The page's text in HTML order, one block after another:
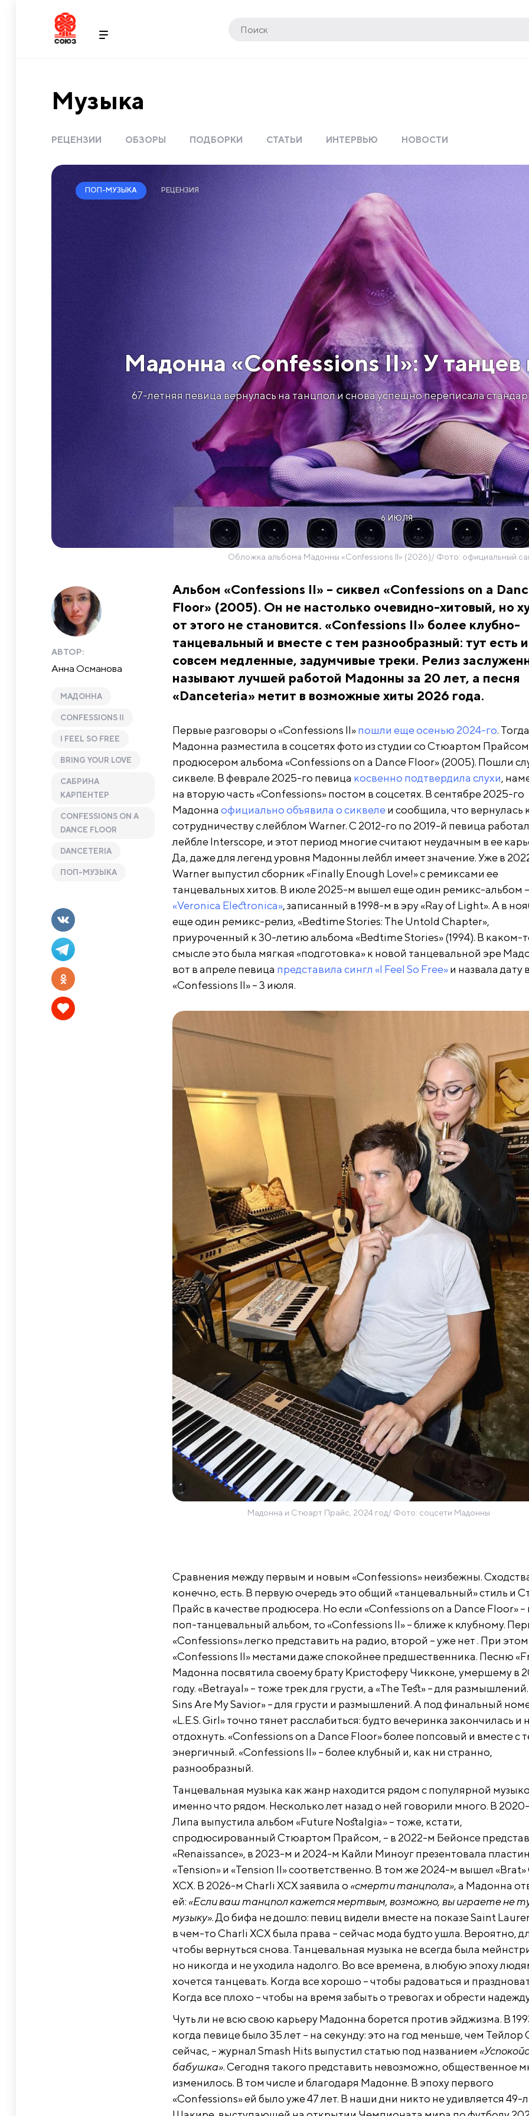
Музыка
РЕЦЕНЗИИ ОБЗОРЫ ПОДБОРКИ СТАТЬИ ИНТЕРВЬЮ НОВОСТИ
​Мадонна «Confessions II»: У танцев
67-летняя певица вернулась на танцпол и снова успешно переписала
ПОП-МУЗЫКА РЕЦЕНЗИЯ
6 ИЮЛЯ
Обложка альбома Мадонны «Confessions II» (2026)/ Фото: официальный
АВТОР:
Анна Османова
МАДОННА
CONFESSIONS II
I FEEL SO FREE
BRING YOUR LOVE
САБРИНА
КАРПЕНТЕР
CONFESSIONS ON A
DANCE FLOOR
DANCETERIA
ПОП-МУЗЫКА
Альбом «Confessions II» – сиквел «Confessions on a
Floor» (2005). Он не настолько очевидно-хитовый, но
от этого не становится. «Confessions II» более клубно-
танцевальный и вместе с тем разнообразный: тут есть и
совсем медленные, задумчивые треки. Релиз
называют лучшей работой Мадонны за 20 лет, а песня
«Danceteria» метит в возможные хиты 2026 года.
Первые разговоры о «Confessions II»пошли еще осенью 2024-го. Тогда
Мадонна разместила в соцсетях фото из студии со Стюартом
продюсером альбома «Confessions on a Dance Floor» (2005). Пошли
сиквеле. В феврале 2025-го певица косвенно подтвердила слухи,
на вторую часть «Confessions» постом в соцсетях. В сентябре 2025-го
Мадонна официально объявила о сиквелеи сообщила, что вернулась
сотрудничеству с лейблом Warner. С 2012-го по 2019-й певица
лейбле Interscope, и этот период многие считают неудачным в ее
Да, даже для легенд уровня Мадонны лейбл имеет значение. Уже в
Warner выпустил сборник «Finally Enough Love!» с ремиксами ее
танцевальных хитов. В июле 2025-м вышел еще один ремикс-альбом –
«Veronica Electronica», записанный в 1998-м в эру «Ray of Light». А в
еще один ремикс-релиз, «Bedtime Stories: The Untold Chapter»,
приуроченный к 30-летию альбома «Bedtime Stories» (1994). В каком-
смысле это была мягкая «подготовка» к новой танцевальной эре
вот в апреле певица представила сингл «I Feel So Free»и назвала дату
«Confessions II» – 3 июля.
Мадонна и Стюарт Прайс, 2024 год/ Фото: соцсети Мадонны
Сравнения между первым и новым «Confessions» неизбежны.
конечно, есть. В первую очередь это общий «танцевальный» стиль и
Прайс в качестве продюсера. Но если «Confessions on a Dance Floor» –
поп-танцевальный альбом, то «Confessions II» – ближе к клубному.
«Confessions» легко представить на радио, второй – уже нет . При этом
«Confessions II» местами даже спокойнее предшественника. Песню
Мадонна посвятила своему брату Кристоферу Чикконе, умершему в
году. «Betrayal» – тоже трек для грусти, а «The Test» – для
Sins Are My Savior» – для грусти и размышлений. А под финальный
«L.E.S. Girl» точно тянет расслабиться: будто вечеринка закончилась и
отдохнуть. «Confessions on a Dance Floor» более попсовый и вместе с
энергичный. «Confessions II» – более клубный и, как ни странно,
разнообразный.
Танцевальная музыка как жанр находится рядом с популярной
именно что рядом. Несколько лет назад о ней говорили много. В
Липа выпустила альбом «Future Nostalgia» – тоже, кстати,
спродюсированный Стюартом Прайсом, – в 2022-м Бейонсе
«Renaissance», в 2023-м и 2024-м Кайли Миноуг презентовала
«Tension» и «Tension II» соответственно. В том же 2024-м вышел
XCX. В 2026-м Charli XCX заявила о «смерти танцпола», а Мадонна
ей: «Если ваш танцпол кажется мертвым, возможно, вы играете не
музыку». До бифа не дошло: певиц видели вместе на показе Saint
в чем-то Charli XCX была права – сейчас мода будто ушла. Вероятно,
чтобы вернуться снова. Танцевальная музыка не всегда была
но никогда и не уходила надолго. Во все времена, в любую эпоху
хочется танцевать. Когда все хорошо – чтобы радоваться и
Когда все плохо – чтобы на время забыть о тревогах и обрести
Чуть ли не всю свою карьеру Мадонна борется против эйджизма. В
когда певице было 35 лет – на секунду: это на год меньше, чем Тейлор
сейчас, – журнал Smash Hits выпустил статью под названием
бабушка». Сегодня такого представить невозможно, общественное
изменилось. В том числе и благодаря Мадонне. В эпоху первого
«Confessions» ей было уже 47 лет. В наши дни никто не удивляется 49-